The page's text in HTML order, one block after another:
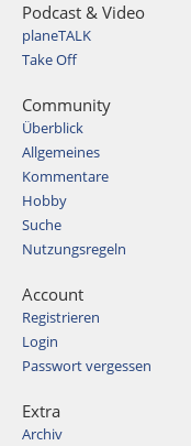
Podcast & Video
planeTALK
Take Off
Community
Überblick
Allgemeines
Kommentare
Hobby
Suche
Nutzungsregeln
Account
Registrieren
Login
Passwort vergessen
Extra
Archiv